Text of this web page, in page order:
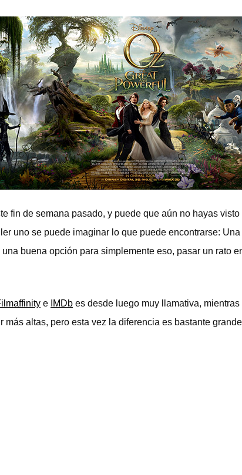
fin de semana pasado, y puede que aún no hayas visto
uno se puede imaginar lo que puede encontrarse:
buena opción para simplemente eso, pasar un rato
e IMDb es desde luego muy llamativa,
altas, pero esta vez la diferencia es bastante